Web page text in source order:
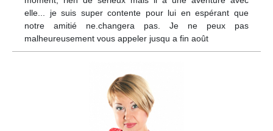
elle... je suis super contente pour lui en espérant que
notre amitié ne.changera pas. Je ne peux pas
malheureusement vous appeler jusqu a fin août